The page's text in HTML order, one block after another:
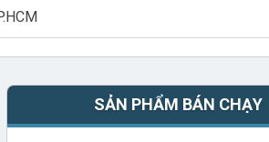
SẢN PHẨM BÁN CHẠY